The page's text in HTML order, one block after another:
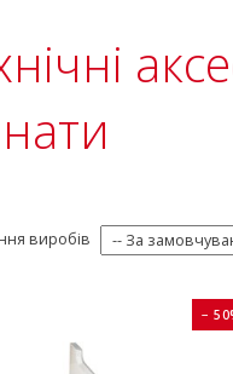
виробів
−